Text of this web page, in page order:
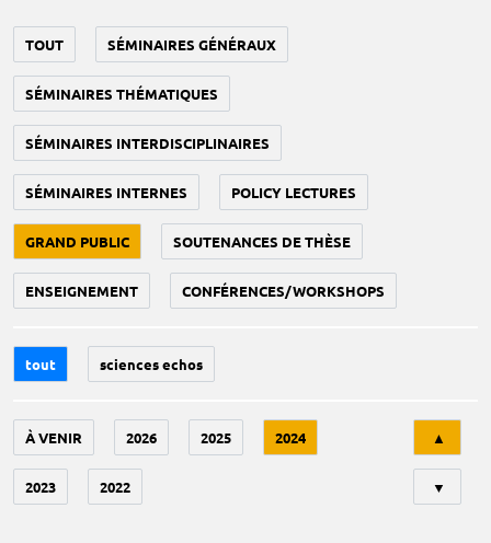
TOUT SÉMINAIRES GÉNÉRAUX
SÉMINAIRES THÉMATIQUES
SÉMINAIRES INTERDISCIPLINAIRES
SÉMINAIRES INTERNES POLICY LECTURES
GRAND PUBLIC SOUTENANCES DE THÈSE
ENSEIGNEMENT CONFÉRENCES/WORKSHOPS
tout sciences echos
À VENIR 2026 2025 2024
2023 2022
▲
▼